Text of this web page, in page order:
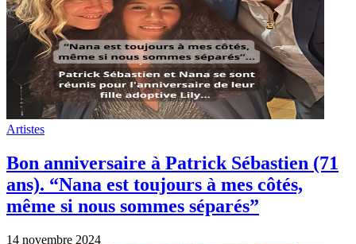
Artistes
Bon anniversaire à Patrick Sébastien (71
ans). “Nana est toujours à mes côtés,
même si nous sommes séparés”
14 novembre 2024